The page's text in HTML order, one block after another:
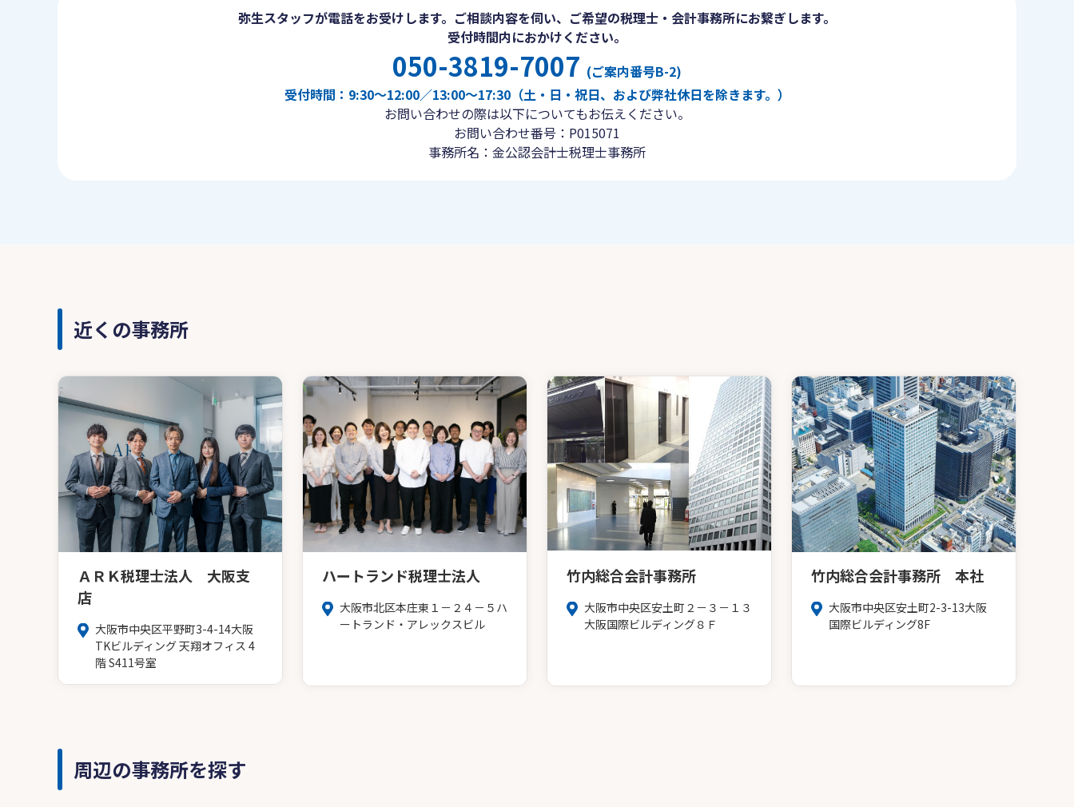
弥生スタッフが電話をお受けします。ご相談内容を伺い、ご希望の税理士・会計事務所にお繋ぎします。
受付時間内におかけください。
050-3819-7007 (ご案内番号B-2)
受付時間：9:30〜12:00／13:00〜17:30（土・日・祝日、および弊社休日を除きます。）
お問い合わせの際は以下についてもお伝えください。
お問い合わせ番号：P015071
事務所名：金公認会計士税理士事務所
近くの事務所
ＡＲＫ税理士法人 大阪支
店
大阪市中央区平野町3-4-14大阪
TKビルディング 天翔オフィス 4
階 S411号室
ハートランド税理士法人
大阪市北区本庄東１－２４－５ハ
ートランド・アレックスビル
竹内総合会計事務所
大阪市中央区安土町２－３－１３
大阪国際ビルディング８Ｆ
竹内総合会計事務所 本社
大阪市中央区安土町2-3-13大阪
国際ビルディング8F
周辺の事務所を探す